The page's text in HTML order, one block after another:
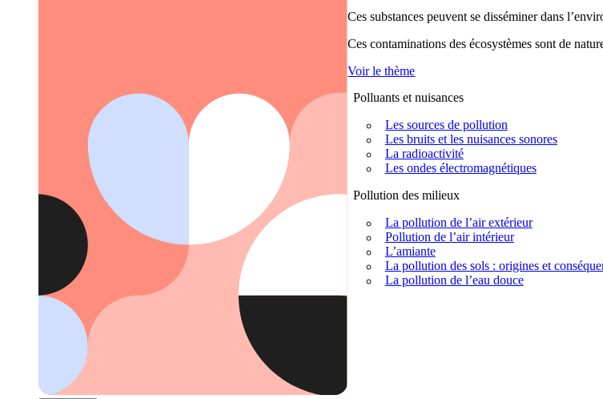
Ces substances peuvent se disséminer dans
Ces contaminations des écosystèmes sont de
Voir le thème
Polluants et nuisances
Les sources de pollution
Les bruits et les nuisances sonores
La radioactivité
Les ondes électromagnétiques
Pollution des milieux
La pollution de l’air extérieur
Pollution de l’air intérieur
L’amiante
La pollution des sols : origines et
La pollution de l’eau douce